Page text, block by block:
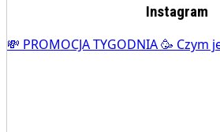
Instagram
💸 PROMOCJA TYGODNIA 🥳